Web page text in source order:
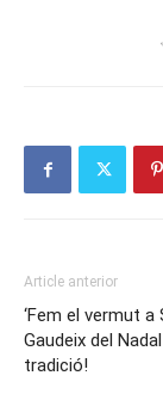
Article anterior
‘Fem el vermut a
Gaudeix del
tradició!